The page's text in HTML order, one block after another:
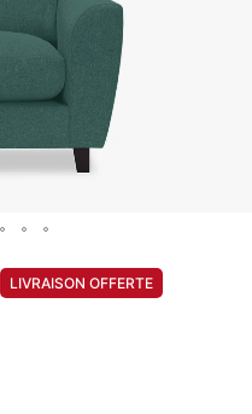
LIVRAISON OFFERTE